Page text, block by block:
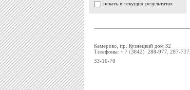
искать в текущих результатах
Кемерово, пр. Кузнецкий дом 32
Телефоны: + 7 (3842) 288-977, 287-737,
33-10-70